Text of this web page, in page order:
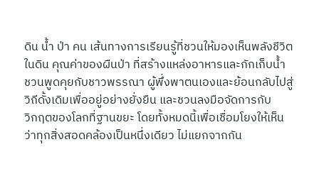
ดิน น้ำ ป่า คน เส้นทางการเรียนรู้ที่ชวนให้มองเห็นพลังชีวิต
ในดิน คุณค่าของผืนป่า ที่สร้างแหล่งอาหารและกักเก็บน้ำ
ชวนพูดคุยกับชาวพรรณา ผู้พึ่งพาตนเองและย้อนกลับไปสู่
วิถีดั้งเดิมเพื่ออยู่อย่างยั่งยืน และชวนลงมือจัดการกับ
วิกฤตของโลกที่ฐานขยะ โดยทั้งหมดนี้เพื่อเชื่อมโยงให้เห็น
ว่าทุกสิ่งสอดคล้องเป็นหนึ่งเดียว ไม่แยกจากกัน